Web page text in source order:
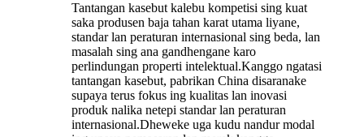
Tantangan kasebut kalebu kompetisi sing kuat
saka produsen baja tahan karat utama liyane,
standar lan peraturan internasional sing beda, lan
masalah sing ana gandhengane karo
perlindungan properti intelektual.Kanggo ngatasi
tantangan kasebut, pabrikan China disaranake
supaya terus fokus ing kualitas lan inovasi
produk nalika netepi standar lan peraturan
internasional.Dheweke uga kudu nandur modal